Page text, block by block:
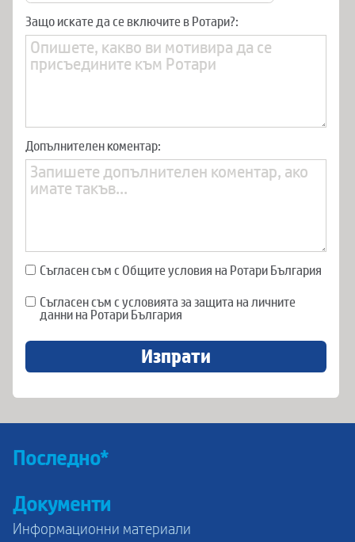
Защо искате да се включите в Ротари?:
Допълнителен коментар:
Съгласен съм с Общите условия на Ротари България
Съгласен съм с условията за защита на личните
данни на Ротари България
Изпрати
Последно*
Документи
Информационни материали